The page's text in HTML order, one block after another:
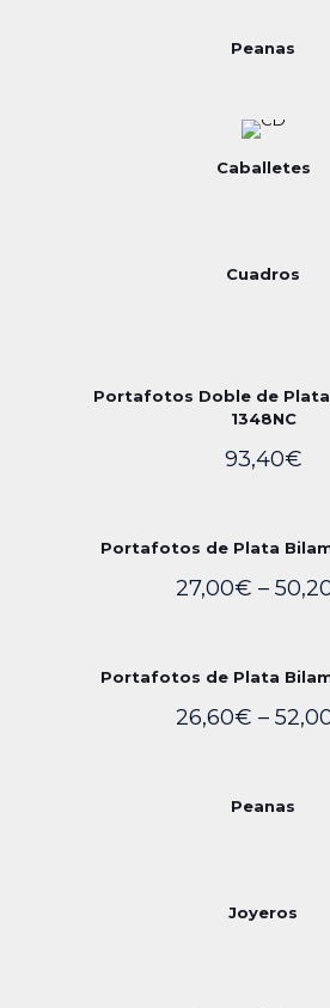
Peanas
Caballetes
Cuadros
Portafotos Doble de
1348NC
93,40€
Portafotos de Plata
27,00€ –
Portafotos de Plata
26,60€ –
Peanas
Joyeros